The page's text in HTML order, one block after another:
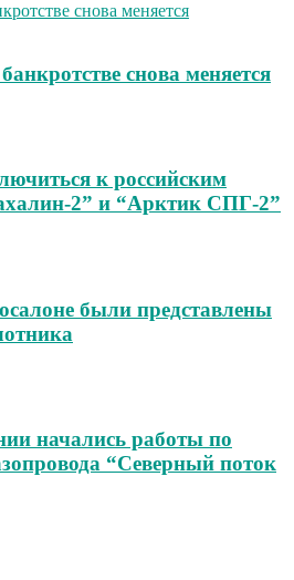
снова меняется
к российским
2” и “Арктик СПГ-2”
были представлены
начались работы по
“Северный поток